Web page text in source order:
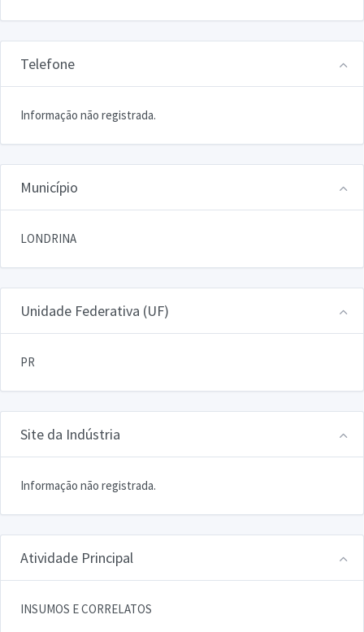
Telefone
Informação não registrada.
Município
LONDRINA
Unidade Federativa (UF)
PR
Site da Indústria
Informação não registrada.
Atividade Principal
INSUMOS E CORRELATOS